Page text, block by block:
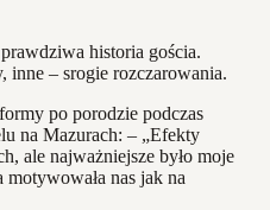
historia gościa.
inne – srogie rozczarowania.
po porodzie podczas
na Mazurach: – „Efekty
ale najważniejsze było moje
motywowała nas jak na